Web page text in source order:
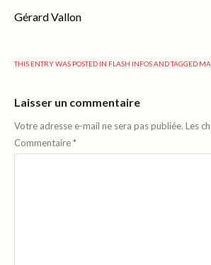
Gérard Vallon
THIS ENTRY WAS POSTED IN FLASH INFOSAND TAGGED
Laisser un commentaire
Votre adresse e-mail ne sera pas publiée. Les
Commentaire*